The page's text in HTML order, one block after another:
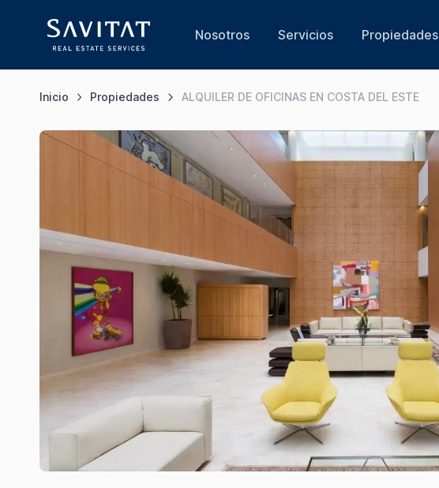
Nosotros Servicios Propiedades
Inicio Propiedades ALQUILER DE OFICINAS EN COSTA DEL ESTE